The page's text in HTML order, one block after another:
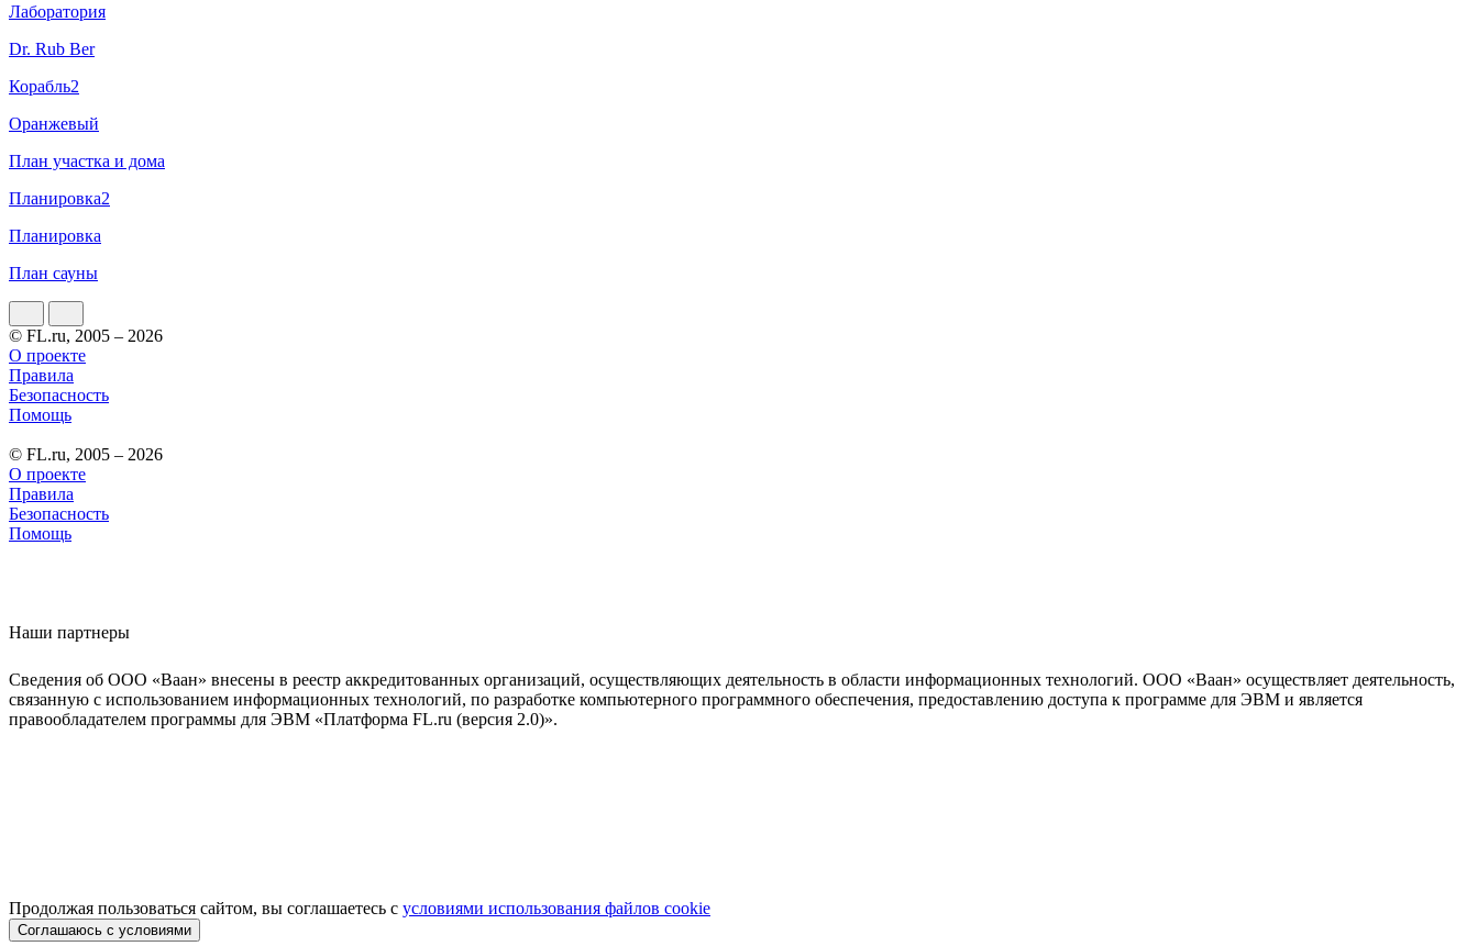
Лаборатория
Dr. Rub Ber
Корабль2
Оранжевый
План участка и дома
Планировка2
Планировка
План сауны
© FL.ru, 2005 – 2026
О проекте
Правила
Безопасность
Помощь
© FL.ru, 2005 – 2026
О проекте
Правила
Безопасность
Помощь
Наши партнеры
Сведения об ООО «Ваан» внесены в реестр аккредитованных организаций, осуществляющих деятельность в области информационных технологий. ООО «Ваан» осуществляет деятельность,
связанную с использованием информационных технологий, по разработке компьютерного программного обеспечения, предоставлению доступа к программе для ЭВМ и является
правообладателем программы для ЭВМ «Платформа FL.ru (версия 2.0)».
Продолжая пользоваться сайтом, вы соглашаетесь с условиями использования файлов cookie
Соглашаюсь с условиями